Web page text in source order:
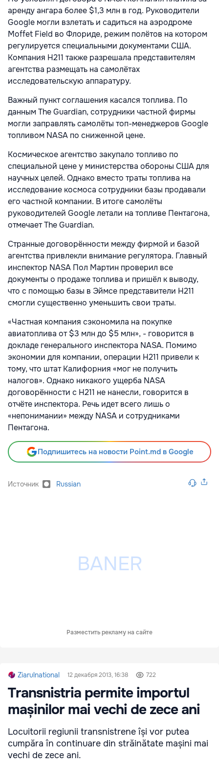
аренду ангара более $1,3 млн в год. Руководители
Google могли взлетать и садиться на аэродроме
Moffet Field во Флориде, режим полётов на котором
регулируется специальными документами США.
Компания H211 также разрешала представителям
агентства размещать на самолётах
исследовательскую аппаратуру.
Важный пункт соглашения касался топлива. По
данным The Guardian, сотрудники частной фирмы
могли заправлять самолёты топ-менеджеров Google
топливом NASA по сниженной цене.
Космическое агентство закупало топливо по
специальной цене у министерства обороны США для
научных целей. Однако вместо траты топлива на
исследование космоса сотрудники базы продавали
его частной компании. В итоге самолёты
руководителей Google летали на топливе Пентагона,
отмечает The Guardian.
Странные договорённости между фирмой и базой
агентства привлекли внимание регулятора. Главный
инспектор NASA Пол Мартин проверил все
документы о продаже топлива и пришёл к выводу,
что с помощью базы в Эймсе представители H211
смогли существенно уменьшить свои траты.
«Частная компания сэкономила на покупке
авиатоплива от $3 млн до $5 млн», - говорится в
докладе генерального инспектора NASA. Помимо
экономии для компании, операции H211 привели к
тому, что штат Калифорния «мог не получить
налогов». Однако никакого ущерба NASA
договорённости с H211 не нанесли, говорится в
отчёте инспектора. Речь идет всего лишь о
«непонимании» между NASA и сотрудниками
Пентагона.
Подпишитесь на новости Point.md в Google
Источник Russian
Разместить рекламу на сайте
Ziarulnational 12 декабря 2013, 16:38 722
Transnistria permite importul
mașinilor mai vechi de zece ani
Locuitorii regiunii transnistrene își vor putea
cumpăra în continuare din străinătate mașini mai
vechi de zece ani.